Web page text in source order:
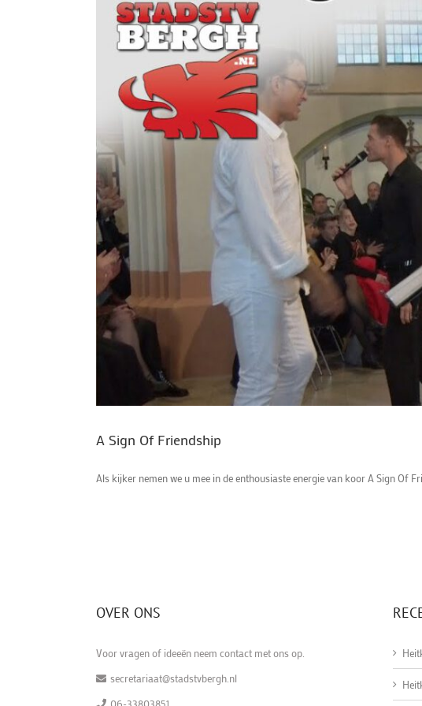
A Sign Of Friendship
Als kijker nemen we u mee in de enthousiaste energie van koor A Sign Of
OVER ONS
Voor vragen of ideeën neem contact met ons op.
secretariaat@stadstvbergh.nl
06-33803851